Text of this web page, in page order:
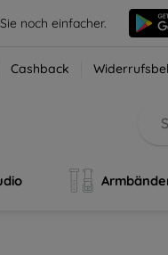
noch einfacher.
Cashback